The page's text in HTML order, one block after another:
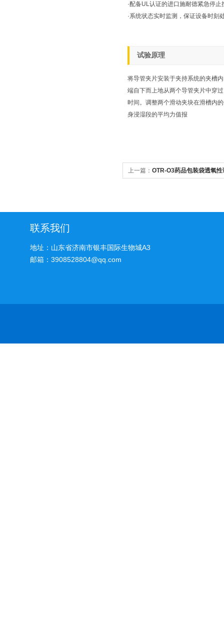
·配备UL认证的进口施耐德紧急停
·系统状态实时监测，保证设备时刻
试验原理
将导管夹片安装于夹持系统的夹槽
端自下而上地从两个导管夹片中穿
时间。调整两个滑动夹块在滑槽内
身浸湿段的平均力值报
上一篇： OTR-O3药品包装袋透氧性
联系我们
地址：山东省济南市银丰国际生物城A3
邮箱：3908528804@qq.com